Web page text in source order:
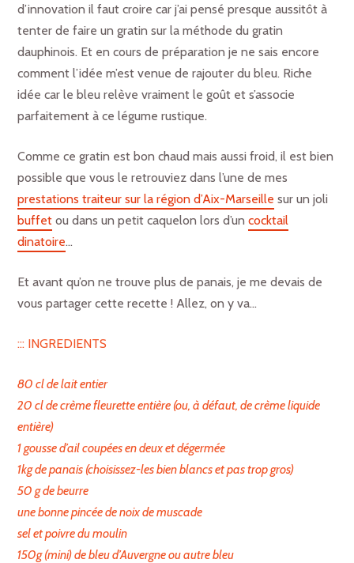
d’innovation il faut croire car j’ai pensé presque aussitôt à
tenter de faire un gratin sur la méthode du gratin
dauphinois. Et en cours de préparation je ne sais encore
comment l’idée m’est venue de rajouter du bleu. Riche
idée car le bleu relève vraiment le goût et s’associe
parfaitement à ce légume rustique.
Comme ce gratin est bon chaud mais aussi froid, il est bien
possible que vous le retrouviez dans l’une de mes
prestations traiteur sur la région d’Aix-Marseille sur un joli
buffet ou dans un petit caquelon lors d’un cocktail
dinatoire…
Et avant qu’on ne trouve plus de panais, je me devais de
vous partager cette recette ! Allez, on y va…
::: INGREDIENTS
80 cl de lait entier
20 cl de crème fleurette entière (ou, à défaut, de crème liquide
entière)
1 gousse d’ail coupées en deux et dégermée
1kg de panais (choisissez-les bien blancs et pas trop gros)
50 g de beurre
une bonne pincée de noix de muscade
sel et poivre du moulin
150g (mini) de bleu d’Auvergne ou autre bleu